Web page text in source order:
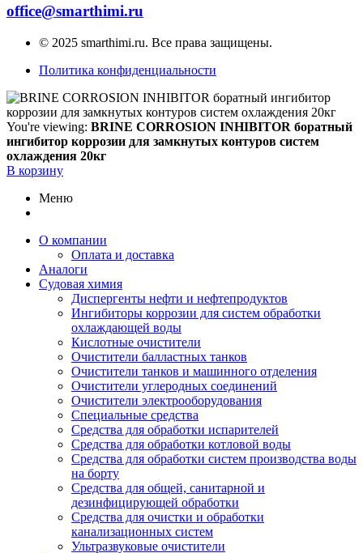
office@smarthimi.ru
© 2025 smarthimi.ru. Все права защищены.
Политика конфиденциальности
You're viewing: BRINE CORROSION INHIBITOR боратный
ингибитор коррозии для замкнутых контуров систем
охлаждения 20кг
В корзину
Меню
О компании
Оплата и доставка
Аналоги
Судовая химия
Диспергенты нефти и нефтепродуктов
Ингибиторы коррозии для систем обработки
охлаждающей воды
Кислотные очистители
Очистители балластных танков
Очистители танков и машинного отделения
Очистители углеродных соединений
Очистители электрооборудования
Специальные средства
Средства для обработки испарителей
Средства для обработки котловой воды
Средства для обработки систем производства воды
на борту
Средства для общей, санитарной и
дезинфицирующей обработки
Средства для очистки и обработки
канализационных систем
Ультразвуковые очистители